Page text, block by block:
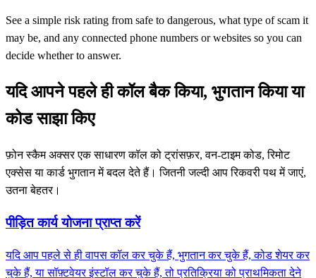
See a simple risk rating from safe to dangerous, what type of scam it
may be, and any connected phone numbers or websites so you can
decide whether to answer.
यदि आपने पहले ही कॉल बैक किया, भुगतान किया या
कोड साझा किए
फ़ोन स्कैम अक्सर एक साधारण कॉल को ट्रांसफ़र, वन-टाइम कोड, रिमोट
एक्सेस या कार्ड भुगतान में बदल देते हैं। जितनी जल्दी आप रिकवरी पथ में जाएं,
उतना बेहतर।
पीड़ित कार्य योजना प्राप्त करें
यदि आप पहले से ही वापस कॉल कर चुके हैं, भुगतान कर चुके हैं, कोड शेयर कर
चुके हैं, या सॉफ़्टवेयर इंस्टॉल कर चुके हैं, तो प्रतिक्रिया को प्राथमिकता देने